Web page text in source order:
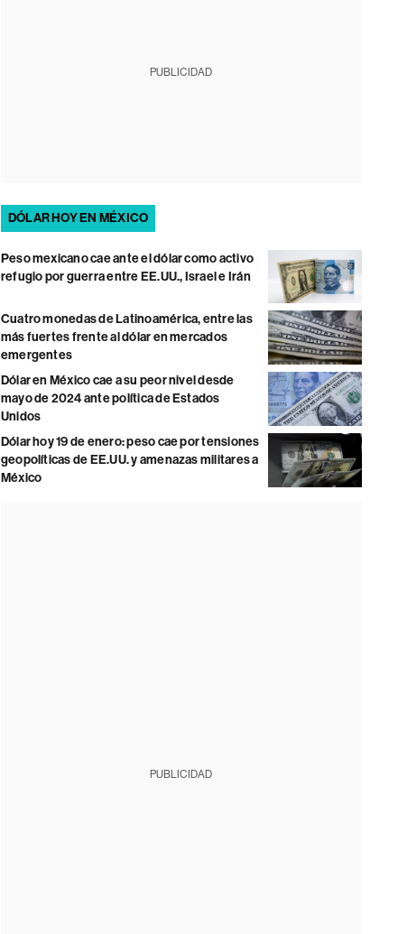
PUBLICIDAD
DÓLAR HOY EN MÉXICO
Peso mexicano cae ante el dólar como activo
refugio por guerra entre EE.UU., Israel e Irán
Cuatro monedas de Latinoamérica, entre las
más fuertes frente al dólar en mercados
emergentes
Dólar en México cae a su peor nivel desde
mayo de 2024 ante política de Estados
Unidos
Dólar hoy 19 de enero: peso cae por tensiones
geopolíticas de EE.UU. y amenazas militares a
México
PUBLICIDAD